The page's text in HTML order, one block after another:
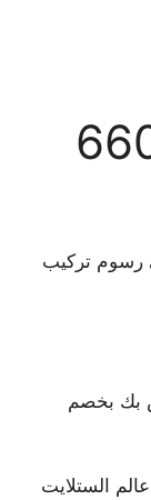
على خصم 20% على رسوم تركيب
بك بخصم
الستلايت